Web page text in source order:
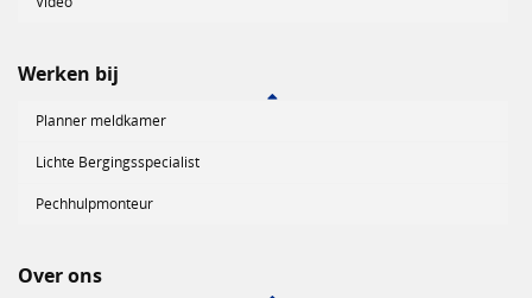
Werken bij
Planner meldkamer
Lichte Bergingsspecialist
Pechhulpmonteur
Over ons